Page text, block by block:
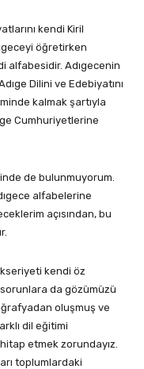
kendi Kiril
öğretirken
alfabesidir. Adıgecenin
Dilini ve Edebiyatını
kalmak şartıyla
Cumhuriyetlerine
de bulunmuyorum.
alfabelerine
açısından, bu
kendi öz
sorunlara da gözümüzü
oluşmuş ve
dil eğitimi
etmek zorundayız.
toplumlardaki